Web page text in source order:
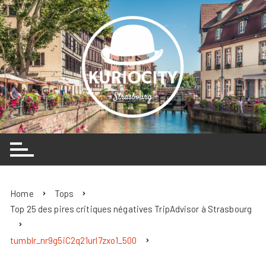
Skip
to
content
Home
Tops
Top 25 des pires critiques négatives TripAdvisor à Strasbourg
tumblr_nr9g5iC2q21url7zxo1_500